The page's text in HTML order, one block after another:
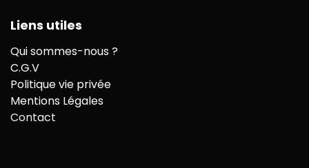
Liens utiles
Qui sommes-nous ?
C.G.V
Politique vie privée
Mentions Légales
Contact